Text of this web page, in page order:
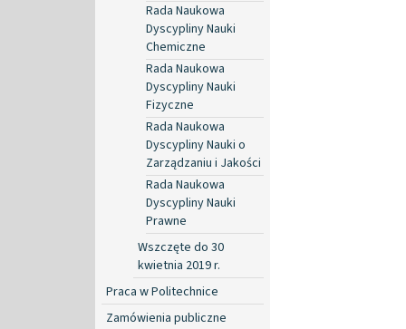
Rada Naukowa
Dyscypliny Nauki
Chemiczne
Rada Naukowa
Dyscypliny Nauki
Fizyczne
Rada Naukowa
Dyscypliny Nauki o
Zarządzaniu i Jakości
Rada Naukowa
Dyscypliny Nauki
Prawne
Wszczęte do 30
kwietnia 2019 r.
Praca w Politechnice
Zamówienia publiczne